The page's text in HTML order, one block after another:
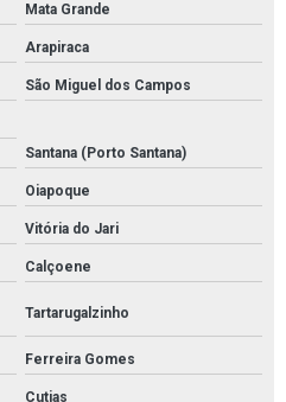
Mata Grande
Arapiraca
São Miguel dos Campos
Santana (Porto Santana)
Oiapoque
Vitória do Jari
Calçoene
Tartarugalzinho
Ferreira Gomes
Cutias